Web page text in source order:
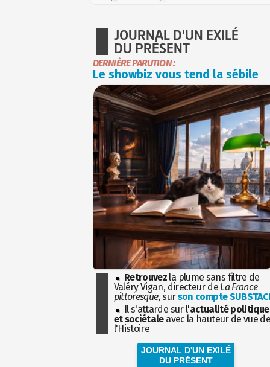
JOURNAL D'UN EXILÉ
DU PRÉSENT
DERNIÈRE PARUTION :
Le showbiz vous tend la sébile
Retrouvez la plume sans filtre de
Valéry Vigan, directeur de La France
pittoresque, surson compte
Il s'attarde sur l'actualité politique
et sociétaleavec la hauteur de vue
l'Histoire
JOURNAL D'UN EXILÉ
DU PRÉSENT